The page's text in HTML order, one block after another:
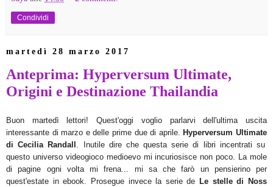
Condividi
martedì 28 marzo 2017
Anteprima: Hyperversum Ultimate,
Origini e Destinazione Thailandia
Buon martedì lettori! Quest'oggi voglio parlarvi dell'ultima uscita
interessante di marzo e delle prime due di aprile. Hyperversum Ultimate
di Cecilia Randall . Inutile dire che questa serie di libri incentrati su
questo universovideogioco medioevo mi incuriosisce non poco. La mole
di pagine ogni volta mi frena... mi sa che farò un pensierino per
quest'estate in ebook. Prosegue invece la serie de Le stelle di Noss